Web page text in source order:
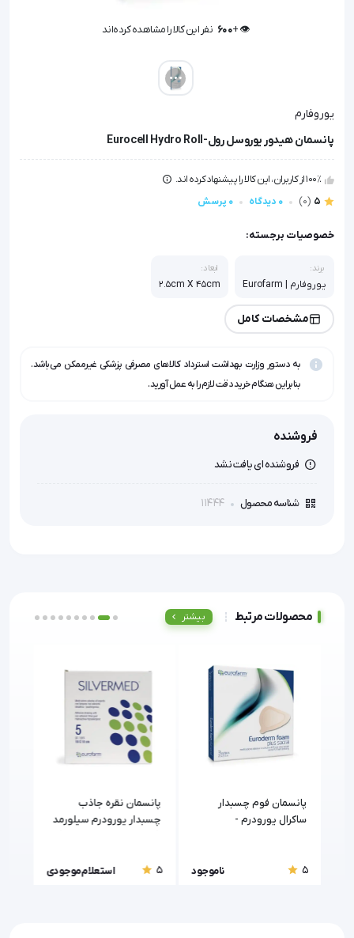
👁️ +
600 نفر این کالا را مشاهده کرده‌اند
یوروفارم
پانسمان هیدور یوروسل رول-Eurocell Hydro Roll
100٪ از کاربران، این کالا را پیشنهاد کرده اند.
5
(0) 0 دیدگاه 0 پرسش
خصوصیات برجسته:
برند:
یوروفارم | Eurofarm
ابعاد:
2.5cm X 45cm
مشخصات کامل
به دستور وزارت بهداشت استرداد کالاهای مصرفی پزشکی غیرممکن می‌باشد.
بنابراین هنگام خرید دقت لازم را به عمل آورید.
فروشنده
فروشنده ای یافت نشد
شناسه محصول 11444
محصولات مرتبط بیشتر
پانسمان فوم چسبدار
ساکرال یورودرم -
5
ناموجود
پانسمان نقره جاذب
چسبدار یورودرم سیلورمد
5 استعلام موجودی